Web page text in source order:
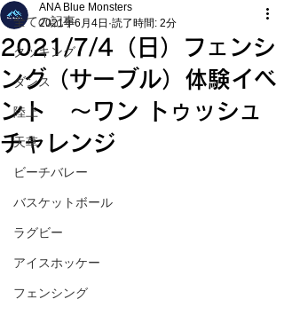
全ての記事
クッキング
ダンス
陸上
天草
ビーチバレー
バスケットボール
ラグビー
アイスホッケー
フェンシング
2021/7/4（日）フェンシ
ング（サーブル）体験イベ
ント 〜ワン トゥッシュ
チャレンジ
ANA Blue Monsters
2021年6月4日 読了時間: 2分